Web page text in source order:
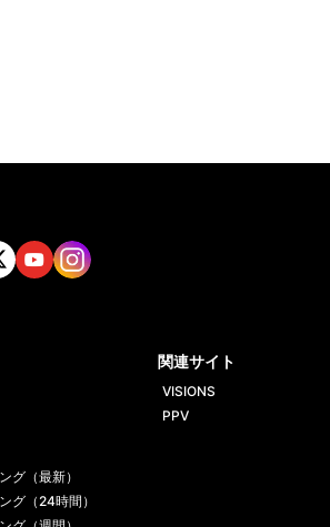
グ（最新）
グ（24時間）
関連サイト
VISIONS
PPV